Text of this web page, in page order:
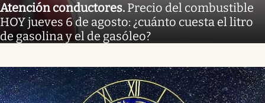
Atención conductores. Precio del combustible
HOY jueves 6 de agosto: ¿cuánto cuesta el litro
de gasolina y el de gasóleo?